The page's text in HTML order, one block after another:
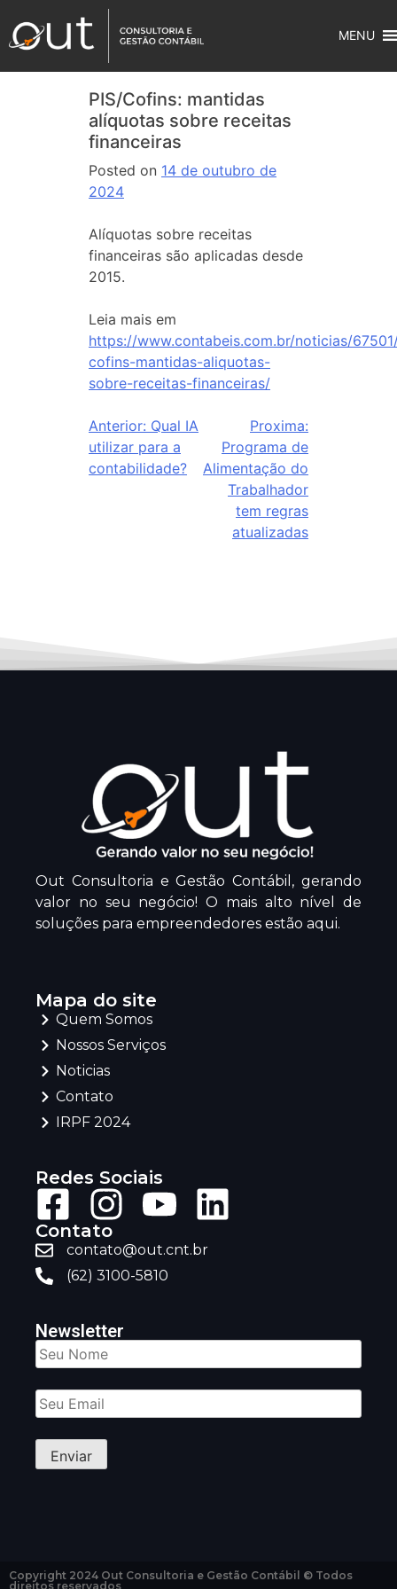
MENU
PIS/Cofins: mantidas
alíquotas sobre receitas
financeiras
Posted on 14 de outubro de
2024
Alíquotas sobre receitas
financeiras são aplicadas desde
2015.
Leia mais em
https://www.contabeis.com.br/noticias/
cofins-mantidas-aliquotas-
sobre-receitas-financeiras/
Anterior: Qual IA
utilizar para a
contabilidade?
Proxima:
Programa de
Alimentação do
Trabalhador
tem regras
atualizadas
Out Consultoria e Gestão Contábil, gerando
valor no seu negócio! O mais alto nível de
soluções para empreendedores estão aqui.
Mapa do site
Quem Somos
Nossos Serviços
Noticias
Contato
IRPF 2024
Redes Sociais
Contato
contato@out.cnt.br
(62) 3100-5810
Newsletter
Copyright 2024 Out Consultoria e Gestão Contábil © Todos
direitos reservados